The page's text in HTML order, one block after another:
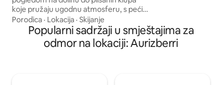
koje pružaju ugodnu atmosferu, s peći
na drva i stolicama za ljuljanje u blizini. U
brvnari Melzerata život usporava, što
vam omogućava da se ponovo povežete
s prirodom, porodicom ili prijateljima, u
Porodica · Lokacija · Skijanje
senderismo. A
transpirenáica
carretera
Popularni sadržaji u smještajima za
odmor na lokaciji: Aurizberri